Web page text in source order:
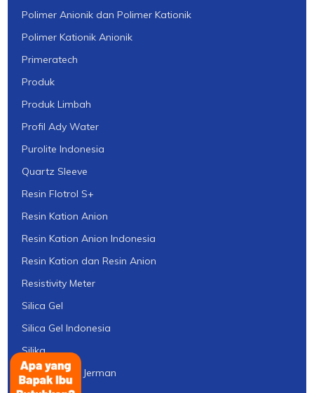
Polimer Anionik dan Polimer Kationik
Polimer Kationik Anionik
Primeratech
Produk
Produk Limbah
Profil Ady Water
Purolite Indonesia
Quartz Sleeve
Resin Flotrol S+
Resin Kation Anion
Resin Kation Anion Indonesia
Resin Kation dan Resin Anion
Resistivity Meter
Silica Gel
Silica Gel Indonesia
Silika
Strainer KSH Jerman